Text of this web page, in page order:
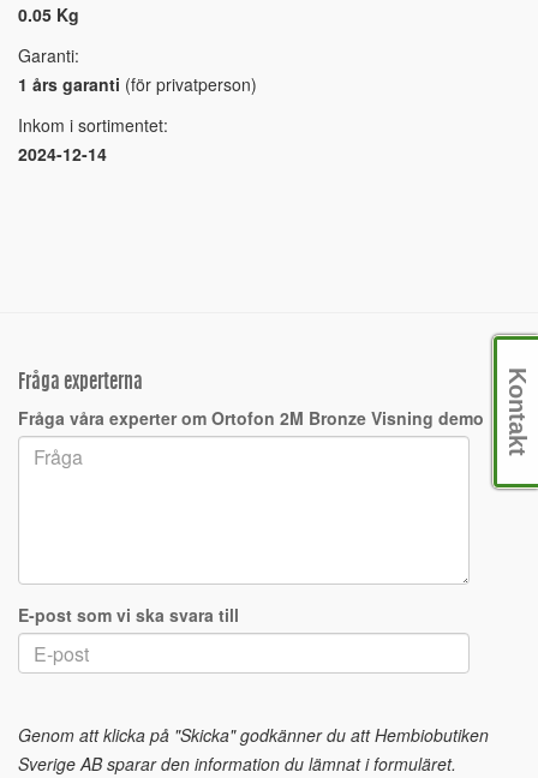
0.05 Kg
Garanti:
1 års garanti (för privatperson)
Inkom i sortimentet:
2024-12-14
Fråga experterna
Fråga våra experter om Ortofon 2M Bronze Visning demo
E-post som vi ska svara till
Genom att klicka på "Skicka" godkänner du att Hembiobutiken
Sverige AB sparar den information du lämnat i formuläret.
Kontakt